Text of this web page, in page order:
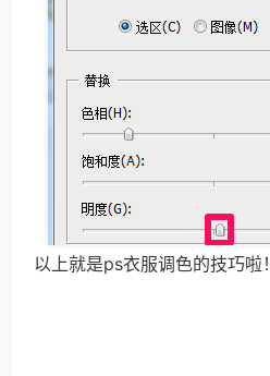
以上就是ps衣服调色的技巧啦！